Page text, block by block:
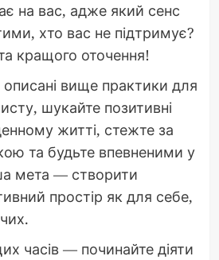
на вас, адже який сенс
хто вас не підтримує?
кращого оточення!
вище практики для
шукайте позитивні
житті, стежте за
та будьте впевненими у
мета — створити
простір як для себе,
часів — починайте діяти